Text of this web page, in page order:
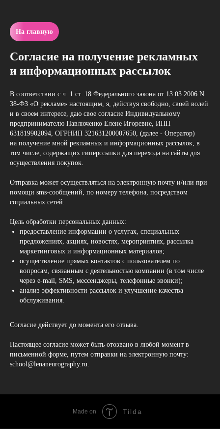
На главную
Согласие на получение рекламных
и информационных рассылок
В соответствии с ч. 1 ст. 18 Федерального закона от 13.03.2006 N
38-ФЗ «О рекламе» настоящим, я, действуя свободно, своей волей
и в своем интересе, даю свое согласие Индивидуальному
предпринимателю Павлюченко Елене Игоревне, ИНН
631819902094, ОГРНИП 321631200007650, (далее - Оператор)
на получение мной рекламных и информационных рассылок, в
том числе, содержащих гиперссылки для перехода на сайты для
осуществления покупок.
Отправка может осуществляться на электронную почту и/или при
помощи sms-сообщений, по номеру телефона, посредством
социальных сетей.
Цель обработки персональных данных:
предоставление информации о услугах, специальных
предложениях, акциях, новостях, мероприятиях, рассылка
маркетинговых и информационных материалов;
осуществление прямых контактов с пользователем по
вопросам, связанным с деятельностью компании (в том числе
через e-mail, SMS, мессенджеры, телефонные звонки);
анализ эффективности рассылок и улучшение качества
обслуживания.
Согласие действует до момента его отзыва.
Настоящее согласие может быть отозвано в любой момент в
письменной форме, путем отправки на электронную почту:
school@lenaneurography.ru.
Made on Tilda